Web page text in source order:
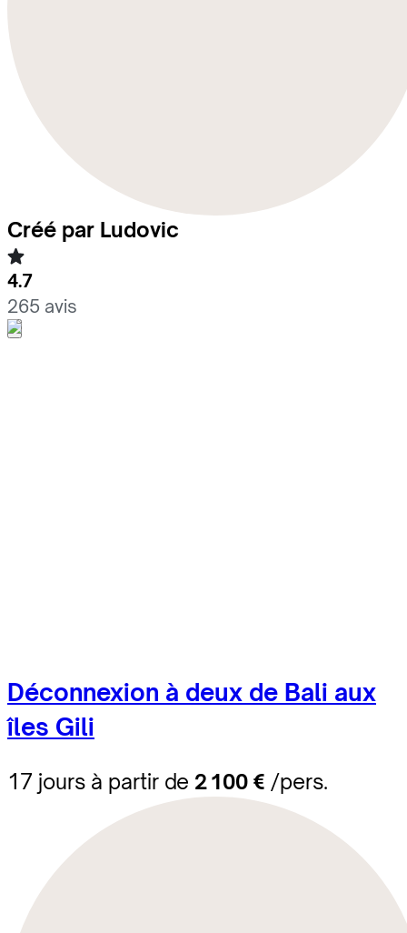
Créé par Ludovic
4.7
265 avis
Déconnexion à deux de Bali aux
îles Gili
17 jours à partir de 2 100 € /pers.